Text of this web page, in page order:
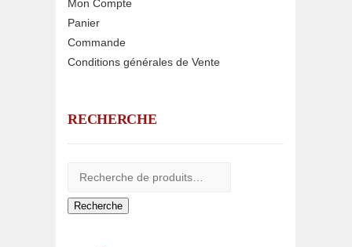
Mon Compte
Panier
Commande
Conditions générales de Vente
RECHERCHE
Recherche